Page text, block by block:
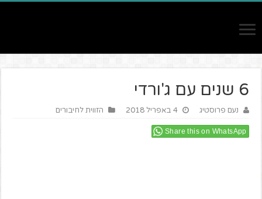
6 שנים עם ג'ורדי
נעם פרוסטיג 4 באפריל 2018 הזווית לחיבורים
Share this on WhatsApp